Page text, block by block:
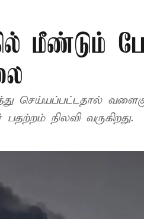
மீண்டும்
செய்யப்பட்டதால்
நிலவி வருகிறது.